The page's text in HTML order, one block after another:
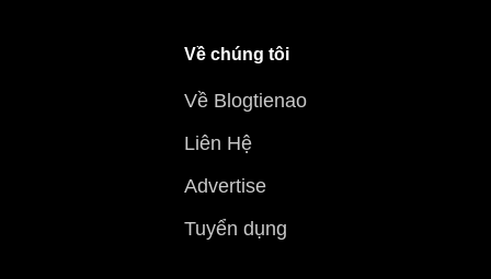
Về chúng tôi
Về Blogtienao
Liên Hệ
Advertise
Tuyển dụng